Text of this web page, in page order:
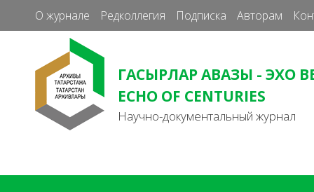
О журнале Редколлегия Подписка Авторам
ГАСЫРЛАР АВАЗЫ - ЭХО
ECHO OF CENTURIES
Научно-документальный журнал